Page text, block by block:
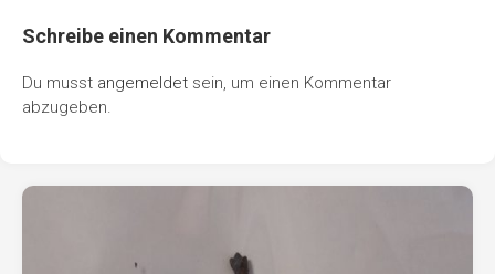
Schreibe einen Kommentar
Du musst angemeldet sein, um einen Kommentar
abzugeben.